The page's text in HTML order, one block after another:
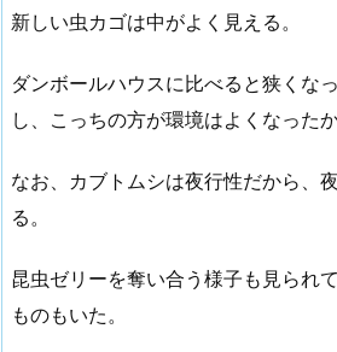
新しい虫カゴは中がよく見える。
ダンボールハウスに比べると狭くな
し、こっちの方が環境はよくなった
なお、カブトムシは夜行性だから、
る。
昆虫ゼリーを奪い合う様子も見られ
ものもいた。